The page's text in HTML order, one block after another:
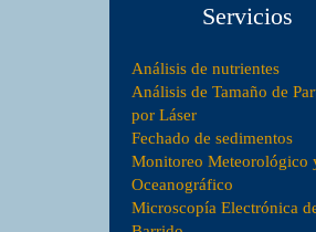
Servicios
Análisis de nutrientes
Análisis de Tamaño de
por Láser
Fechado de sedimentos
Monitoreo Meteorológico
Oceanográfico
Microscopía Electrónica